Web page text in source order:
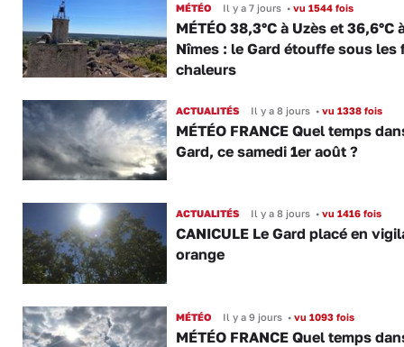
MÉTÉO Il y a 7 jours •vu 1544 fois
MÉTÉO 38,3°C à Uzès et 36,6°C
Nîmes : le Gard étouffe sous les
chaleurs
ACTUALITÉS Il y a 8 jours •vu 1338 fois
MÉTÉO FRANCE Quel temps
Gard, ce samedi 1er août ?
ACTUALITÉS Il y a 8 jours •vu 1416 fois
CANICULE Le Gard placé en
orange
MÉTÉO Il y a 9 jours •vu 1093 fois
MÉTÉO FRANCE Quel temps